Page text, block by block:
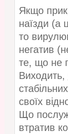
Якщо
наїзди (а
то
негатив
те, що не
Виходить,
своїх
Що
втратив